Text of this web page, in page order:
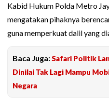
Kabid Hukum Polda Metro
mengatakan pihaknya
guna memperkuat dalil yang
Baca Juga: Safari Politik
Dinilai Tak Lagi Mampu
Negara